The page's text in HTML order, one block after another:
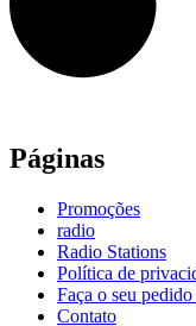
Páginas
Promoções
radio
Radio Stations
Política de
Faça o seu
Contato